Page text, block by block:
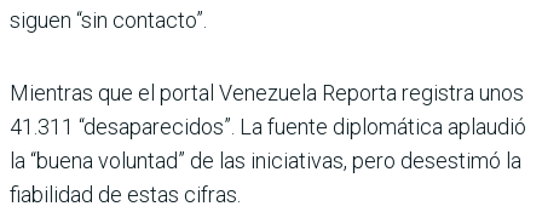
siguen “sin contacto”.
Mientras que el portal Venezuela Reporta registra unos
41.311 “desaparecidos”. La fuente diplomática aplaudió
la “buena voluntad” de las iniciativas, pero desestimó la
fiabilidad de estas cifras.